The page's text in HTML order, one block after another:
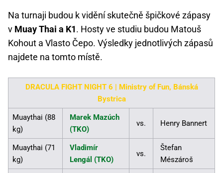
Na turnaji budou k vidění skutečně špičkové zápasy
v Muay Thai a K1. Hosty ve studiu budou Matouš
Kohout a Vlasto Čepo. Výsledky jednotlivých zápasů
najdete na tomto místě.
DRACULA FIGHT NIGHT 6 | Ministry of Fun, Bánská
Bystrica
Muaythai (88
kg)
Marek Mazúch
(TKO)
vs. Henry Bannert
Muaythai (71
kg)
Vladimír
Lengál (TKO)
vs.
Štefan
Mészároš